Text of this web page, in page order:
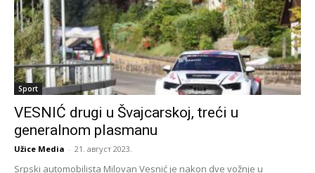
Sport
VESNIĆ drugi u Švajcarskoj, treći u
generalnom plasmanu
Užice Media - 21. август 2023.
Srpski automobilista Milovan Vesnić je nakon dve vožnje u